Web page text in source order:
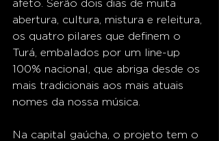
afeto. Serão dois dias de muita
abertura, cultura, mistura e releitura,
os quatro pilares que definem o
Turá, embalados por um line-up
100% nacional, que abriga desde os
mais tradicionais aos mais atuais
nomes da nossa música.
Na capital gaúcha, o projeto tem o